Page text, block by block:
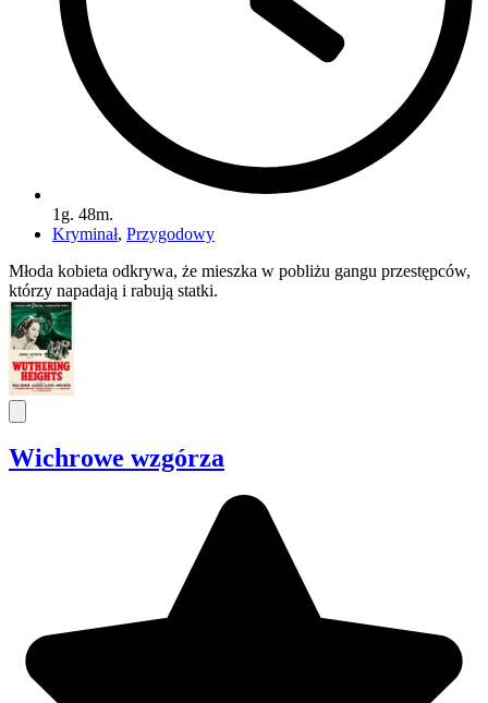
1g. 48m.
Kryminał, Przygodowy
Młoda kobieta odkrywa, że mieszka w pobliżu gangu przestępców,
którzy napadają i rabują statki.
Wichrowe wzgórza